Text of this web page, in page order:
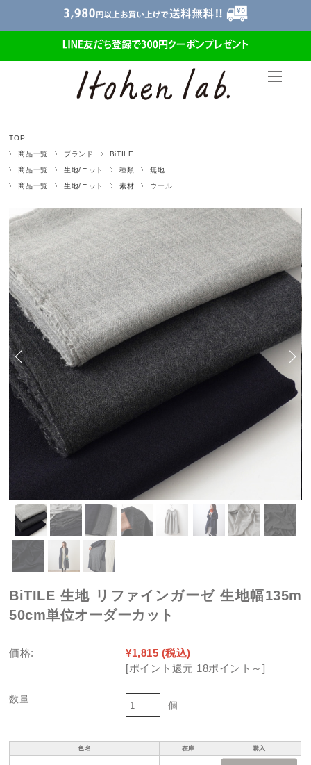
TOP
商品一覧 ブランド BiTILE
商品一覧 生地/ニット 種類 無地
商品一覧 生地/ニット 素材 ウール
BiTILE 生地 リファインガーゼ 生地幅135m
50cm単位オーダーカット
価格: ¥1,815 (税込)
[ポイント還元 18ポイント～]
数量:
個
色名 在庫 購入